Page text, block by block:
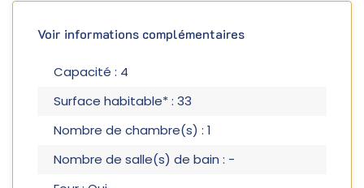
Voir informations complémentaires
Capacité : 4
Surface habitable* : 33
Nombre de chambre(s) : 1
Nombre de salle(s) de bain : -